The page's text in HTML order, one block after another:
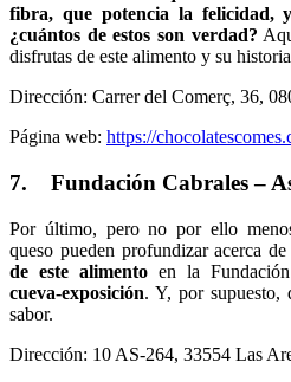
fibra, que potencia la felicidad,
¿cuántos de estos son verdad?
disfrutas de este alimento y su
Dirección: Carrer del Comerç, 36,
Página web: https://
7. Fundación Cabrales –
Por último, pero no por ello
queso pueden profundizar acerca de
de este alimento en la
cueva-exposición. Y, por supuesto,
sabor.
Dirección: 10 AS-264, 33554 Las